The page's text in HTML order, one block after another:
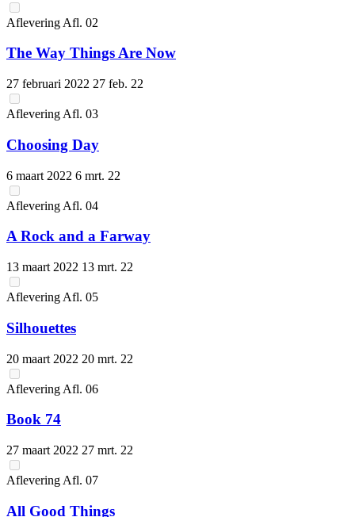
Aflevering Afl. 02
The Way Things Are Now
27 februari 2022 27 feb. 22
Aflevering Afl. 03
Choosing Day
6 maart 2022 6 mrt. 22
Aflevering Afl. 04
A Rock and a Farway
13 maart 2022 13 mrt. 22
Aflevering Afl. 05
Silhouettes
20 maart 2022 20 mrt. 22
Aflevering Afl. 06
Book 74
27 maart 2022 27 mrt. 22
Aflevering Afl. 07
All Good Things